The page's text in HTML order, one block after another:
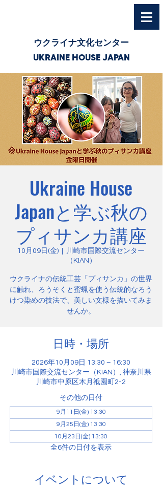
ウクライナ文化センター
UKRAINE HOUSE JAPAN
Ukraine House
Japanと学ぶ秋の
プィサンカ講座
10月09日(金)
川崎市国際交流センター
（KIAN）
ウクライナの伝統工芸「プィサンカ」の世界
に触れ、ろうそくと蜜蝋を使う伝統的なろう
けつ染めの技法で、美しい文様を描いてみま
せんか。
日時・場所
2026年10月09日 13:30 – 16:30
川崎市国際交流センター（KIAN）, 神奈川県
川崎市中原区木月祗園町2-2
その他の日付
9月11日(金) 13:30
9月25日(金) 13:30
10月23日(金) 13:30
全6件の日付を表示
イベントについて